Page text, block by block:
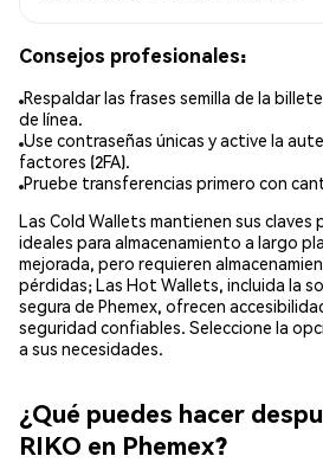
Consejos profesionales:
Respaldar las frases semilla de la
de línea.
Use contraseñas únicas y active la
factores (2FA).
Pruebe transferencias primero con
Las Cold Wallets mantienen sus claves
ideales para almacenamiento a largo
mejorada, pero requieren
pérdidas; Las Hot Wallets, incluida la
segura de Phemex, ofrecen
seguridad confiables. Seleccione la
a sus necesidades.
¿Qué puedes hacer
RIKO en Phemex?